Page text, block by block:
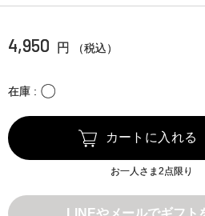
4,950 円 （税込）
在庫 〇
カートに入れる
お一人さま2点限り